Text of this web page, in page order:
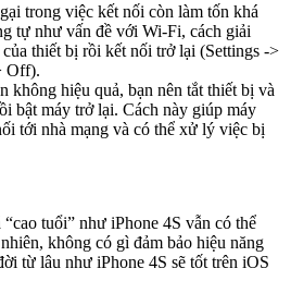
trong việc kết nối còn làm tốn khá
tự như vấn đề với Wi-Fi, cách giải
thiết bị rồi kết nối trở lại (Settings ->
Off).
không hiệu quả, bạn nên tắt thiết bị và
bật máy trở lại. Cách này giúp máy
tới nhà mạng và có thể xử lý việc bị
tuổi” như iPhone 4S vẫn có thể
không có gì đảm bảo hiệu năng
từ lâu như iPhone 4S sẽ tốt trên iOS